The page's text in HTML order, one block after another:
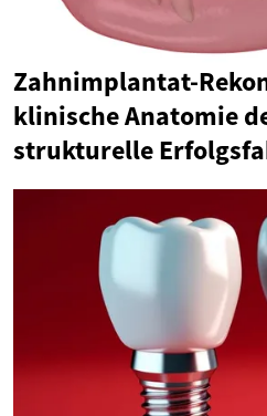
Zahnimplantat-
klinische Anatomie
strukturelle